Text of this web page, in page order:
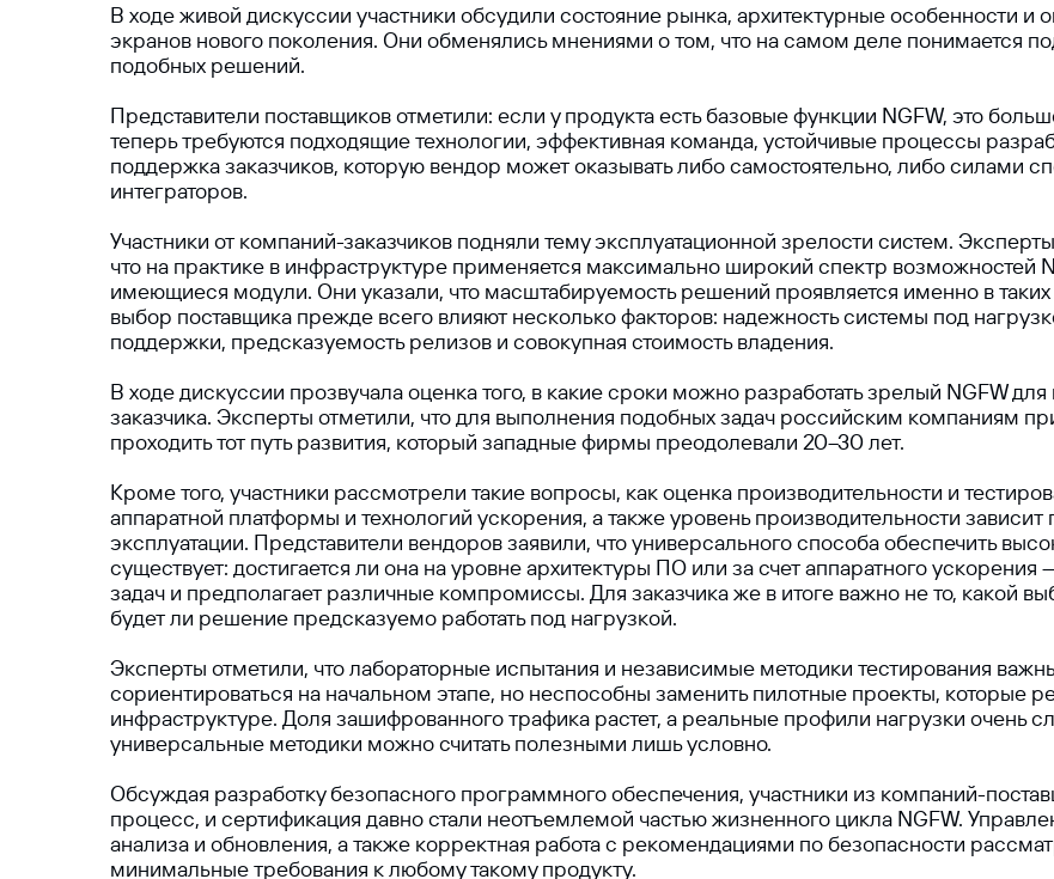
В ходе живой дискуссии участники обсудили состояние рынка, архитектурные особенности и
экранов нового поколения. Они обменялись мнениями о том, что на самом деле понимается
подобных решений.
Представители поставщиков отметили: если у продукта есть базовые функции NGFW, это
теперь требуются подходящие технологии, эффективная команда, устойчивые процессы
поддержка заказчиков, которую вендор может оказывать либо самостоятельно, либо силами
интеграторов.
Участники от компаний-заказчиков подняли тему эксплуатационной зрелости систем.
что на практике в инфраструктуре применяется максимально широкий спектр возможностей
имеющиеся модули. Они указали, что масштабируемость решений проявляется именно в таких
выбор поставщика прежде всего влияют несколько факторов: надежность системы под
поддержки, предсказуемость релизов и совокупная стоимость владения.
В ходе дискуссии прозвучала оценка того, в какие сроки можно разработать зрелый NGFW
заказчика. Эксперты отметили, что для выполнения подобных задач российским компаниям
проходить тот путь развития, который западные фирмы преодолевали 20–30 лет.
Кроме того, участники рассмотрели такие вопросы, как оценка производительности и
аппаратной платформы и технологий ускорения, а также уровень производительности
эксплуатации. Представители вендоров заявили, что универсального способа обеспечить
существует: достигается ли она на уровне архитектуры ПО или за счет аппаратного
задач и предполагает различные компромиссы. Для заказчика же в итоге важно не то, какой
будет ли решение предсказуемо работать под нагрузкой.
Эксперты отметили, что лабораторные испытания и независимые методики тестирования
сориентироваться на начальном этапе, но неспособны заменить пилотные проекты, которые
инфраструктуре. Доля зашифрованного трафика растет, а реальные профили нагрузки очень
универсальные методики можно считать полезными лишь условно.
Обсуждая разработку безопасного программного обеспечения, участники из компаний-
процесс, и сертификация давно стали неотъемлемой частью жизненного цикла NGFW.
анализа и обновления, а также корректная работа с рекомендациями по безопасности
минимальные требования к любому такому продукту.